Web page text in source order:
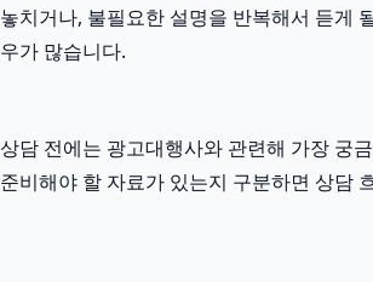
놓치거나, 불필요한 설명을 반복해서 듣게
우가 많습니다.
상담 전에는 광고대행사와 관련해 가장 궁
준비해야 할 자료가 있는지 구분하면 상담